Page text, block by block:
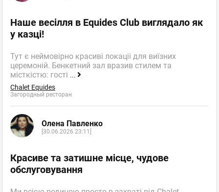
Наше весілля в Equides Club виглядало як
у казці!
Тут є неймовірно красиві локаціі для виїзних
церемоній. Бенкетний зал вразив стилем та
місткістю: гості ...
Chalet Equides
Загородный ресторан
Олена Павленко
[30.06.2026 23:11]
Красиве та затишне місце, чудове
обслуговування